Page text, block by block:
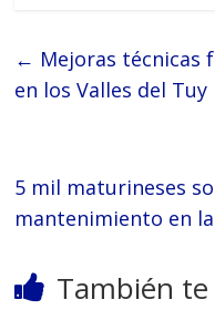
← Mejoras técnicas
en los Valles del Tuy
5 mil maturineses
mantenimiento en
También